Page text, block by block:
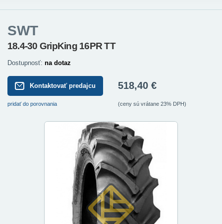
SWT
18.4-30 GripKing 16PR TT
Dostupnosť: na dotaz
Kontaktovať predajcu
pridať do porovnania
518,40 €
(ceny sú vrátane 23% DPH)